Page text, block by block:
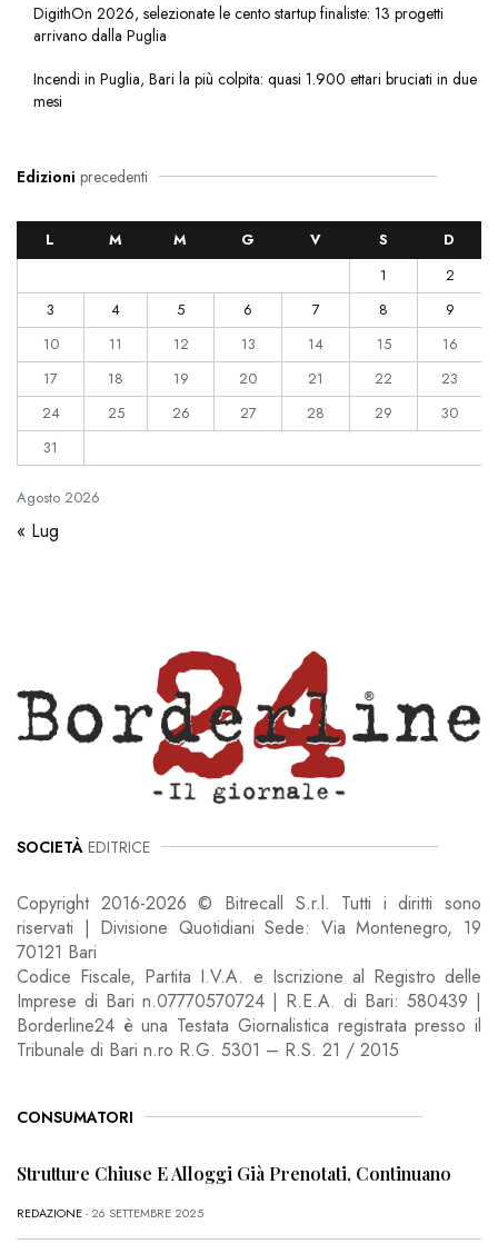
DigithOn 2026, selezionate le cento startup finaliste: 13 progetti
arrivano dalla Puglia
Incendi in Puglia, Bari la più colpita: quasi 1.900 ettari bruciati in due
mesi
Edizioni precedenti
Agosto 2026
L M M G V S
D
1
2
3
4 5 6 7 8
9
10
11 12 13 14 15
16
17
18 19 20 21 22
23
24
25 26 27 28 29
30
31
« Lug
SOCIETÀ EDITRICE
Copyright 2016-2026 © Bitrecall S.r.l. Tutti i diritti sono
riservati | Divisione Quotidiani Sede: Via Montenegro, 19
70121 Bari
Codice Fiscale, Partita I.V.A. e Iscrizione al Registro delle
Imprese di Bari n.07770570724 | R.E.A. di Bari: 580439 |
Borderline24 è una Testata Giornalistica registrata presso il
Tribunale di Bari n.ro R.G. 5301 – R.S. 21 / 2015
CONSUMATORI
Strutture Chiuse E Alloggi Già Prenotati, Continuano
REDAZIONE- 26 SETTEMBRE 2025